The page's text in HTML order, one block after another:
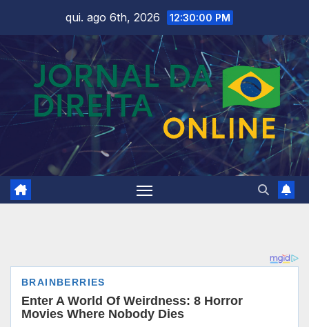
content
qui. ago 6th, 2026 12:30:02 PM